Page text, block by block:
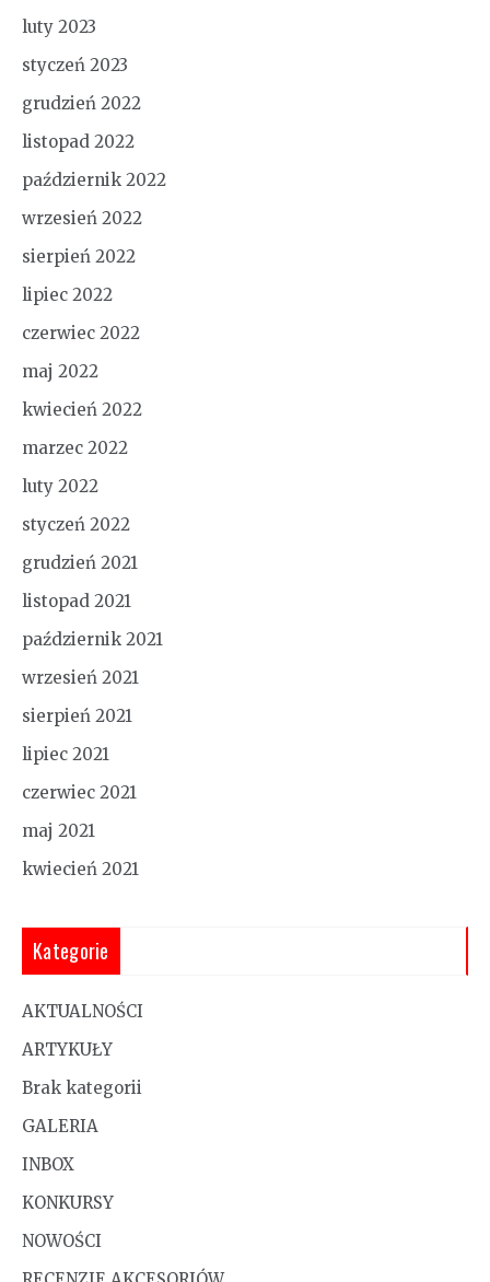
luty 2023
styczeń 2023
grudzień 2022
listopad 2022
październik 2022
wrzesień 2022
sierpień 2022
lipiec 2022
czerwiec 2022
maj 2022
kwiecień 2022
marzec 2022
luty 2022
styczeń 2022
grudzień 2021
listopad 2021
październik 2021
wrzesień 2021
sierpień 2021
lipiec 2021
czerwiec 2021
maj 2021
kwiecień 2021
Kategorie
AKTUALNOŚCI
ARTYKUŁY
Brak kategorii
GALERIA
INBOX
KONKURSY
NOWOŚCI